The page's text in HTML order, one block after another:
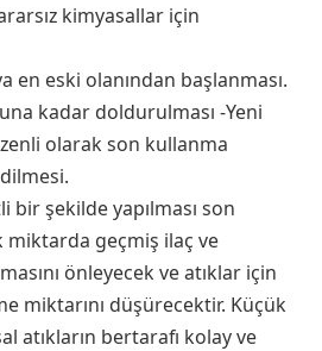
kimyasallar için
en eski olanından başlanması.
kadar doldurulması -Yeni
olarak son kullanma
bir şekilde yapılması son
miktarda geçmiş ilaç ve
önleyecek ve atıklar için
miktarını düşürecektir. Küçük
atıkların bertarafı kolay ve